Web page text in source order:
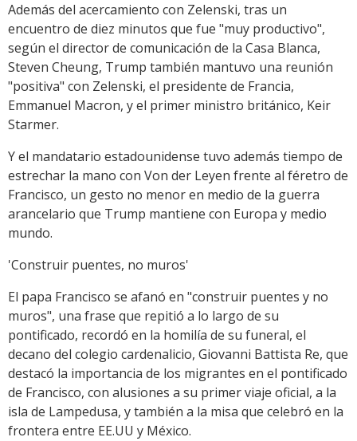
Además del acercamiento con Zelenski, tras un
encuentro de diez minutos que fue "muy productivo",
según el director de comunicación de la Casa Blanca,
Steven Cheung, Trump también mantuvo una reunión
"positiva" con Zelenski, el presidente de Francia,
Emmanuel Macron, y el primer ministro británico, Keir
Starmer.
Y el mandatario estadounidense tuvo además tiempo de
estrechar la mano con Von der Leyen frente al féretro de
Francisco, un gesto no menor en medio de la guerra
arancelario que Trump mantiene con Europa y medio
mundo.
'Construir puentes, no muros'
El papa Francisco se afanó en "construir puentes y no
muros", una frase que repitió a lo largo de su
pontificado, recordó en la homilía de su funeral, el
decano del colegio cardenalicio, Giovanni Battista Re, que
destacó la importancia de los migrantes en el pontificado
de Francisco, con alusiones a su primer viaje oficial, a la
isla de Lampedusa, y también a la misa que celebró en la
frontera entre EE.UU y México.